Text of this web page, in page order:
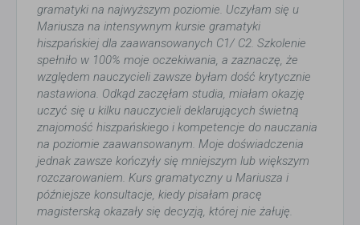
gramatyki na najwyższym poziomie. Uczyłam się u
Mariusza na intensywnym kursie gramatyki
hiszpańskiej dla zaawansowanych C1/ C2. Szkolenie
spełniło w 100% moje oczekiwania, a zaznaczę, że
względem nauczycieli zawsze byłam dość krytycznie
nastawiona. Odkąd zaczęłam studia, miałam okazję
uczyć się u kilku nauczycieli deklarujących świetną
znajomość hiszpańskiego i kompetencje do nauczania
na poziomie zaawansowanym. Moje doświadczenia
jednak zawsze kończyły się mniejszym lub większym
rozczarowaniem. Kurs gramatyczny u Mariusza i
późniejsze konsultacje, kiedy pisałam pracę
magisterską okazały się decyzją, której nie żałuję.